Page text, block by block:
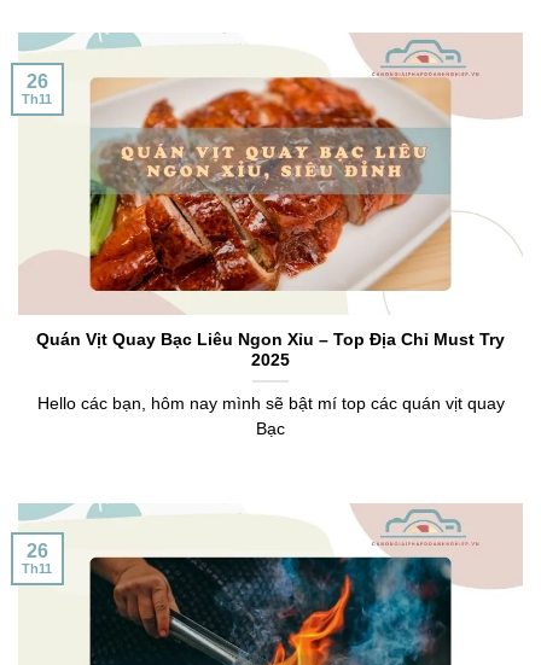
Quán Vịt Quay Bạc Liêu Ngon Xỉu – Top Địa Chỉ Must Try
2025
Hello các bạn, hôm nay mình sẽ bật mí top các quán vịt quay
Bạc
26
Th11
26
Th11